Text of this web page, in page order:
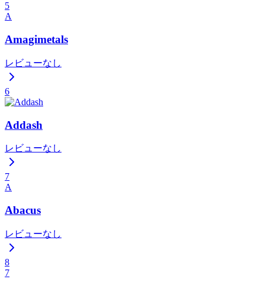
5
A
Amagimetals
レビューなし
6
Addash
レビューなし
7
A
Abacus
レビューなし
8
7